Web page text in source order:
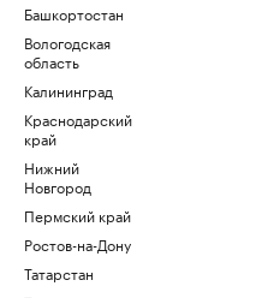
Башкортостан
Вологодская
область
Калининград
Краснодарский
край
Нижний
Новгород
Пермский край
Ростов-на-Дону
Татарстан